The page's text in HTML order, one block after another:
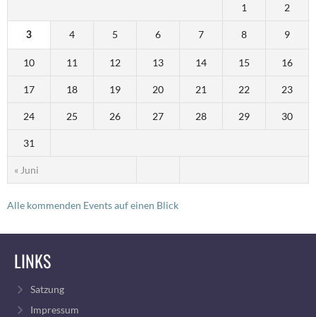
« Juni
1 2
3 4 5 6 7 8 9
10 11 12 13 14 15 16
17 18 19 20 21 22 23
24 25 26 27 28 29 30
31
Alle kommenden Events auf einen Blick
LINKS
Satzung
Impressum